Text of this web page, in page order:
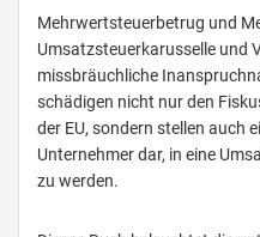
Mehrwertsteuerbetrug und
Umsatzsteuerkarusselle und
missbräuchliche
schädigen nicht nur den
der EU, sondern stellen auch
Unternehmer dar, in eine
zu werden.